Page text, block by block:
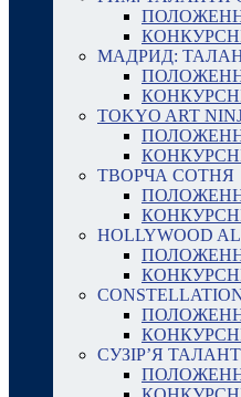
МАДРИД:
TOKYO ART
ТВОРЧА СОТНЯ
HOLLYWOOD
СУЗІР’Я